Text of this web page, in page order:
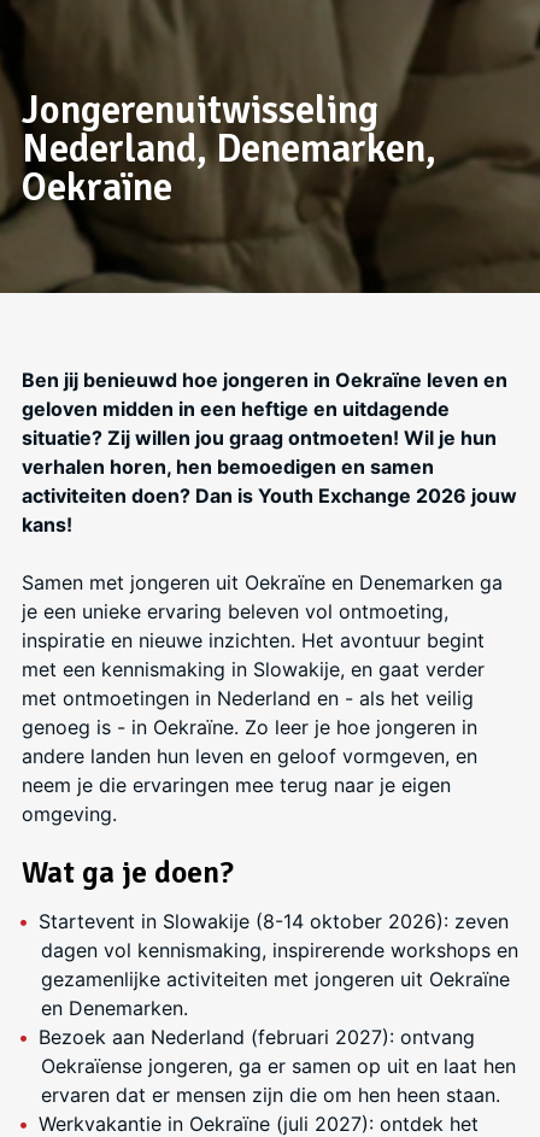
Jongerenuitwisseling
Nederland, Denemarken,
Oekraïne
Ben jij benieuwd hoe jongeren in Oekraïne leven en
geloven midden in een heftige en uitdagende
situatie? Zij willen jou graag ontmoeten! Wil je hun
verhalen horen, hen bemoedigen en samen
activiteiten doen? Dan is Youth Exchange 2026 jouw
kans!
Samen met jongeren uit Oekraïne en Denemarken ga
je een unieke ervaring beleven vol ontmoeting,
inspiratie en nieuwe inzichten. Het avontuur begint
met een kennismaking in Slowakije, en gaat verder
met ontmoetingen in Nederland en - als het veilig
genoeg is - in Oekraïne. Zo leer je hoe jongeren in
andere landen hun leven en geloof vormgeven, en
neem je die ervaringen mee terug naar je eigen
omgeving.
Wat ga je doen?
Startevent in Slowakije (8-14 oktober 2026): zeven
dagen vol kennismaking, inspirerende workshops en
gezamenlijke activiteiten met jongeren uit Oekraïne
en Denemarken.
Bezoek aan Nederland (februari 2027): ontvang
Oekraïense jongeren, ga er samen op uit en laat hen
ervaren dat er mensen zijn die om hen heen staan.
Werkvakantie in Oekraïne (juli 2027): ontdek het